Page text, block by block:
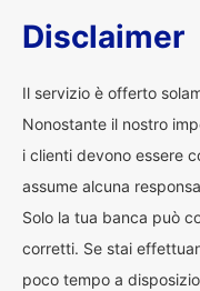
Disclaimer
Il servizio è offerto
Nonostante il nostro
i clienti devono essere
assume alcuna
Solo la tua banca può
corretti. Se stai
poco tempo a